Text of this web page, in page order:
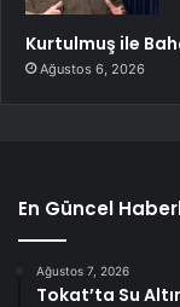
Kurtulmuş ile
Ağustos 6, 2026
En Güncel
Ağustos 7, 2026
Tokat’ta Su